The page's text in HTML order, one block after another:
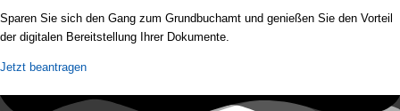
Sparen Sie sich den Gang zum Grundbuchamt und genießen Sie den Vorteil
der digitalen Bereitstellung Ihrer Dokumente.
Jetzt beantragen